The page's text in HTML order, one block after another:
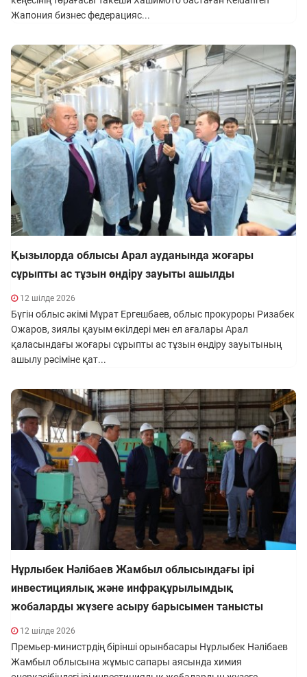
Жапония бизнес федерацияс...
Қызылорда облысы Арал ауданында жоғары
сұрыпты ас тұзын өндіру зауыты ашылды
12 шілде 2026
Бүгін облыс әкімі Мұрат Ергешбаев, облыс прокуроры Ризабек
Ожаров, зиялы қауым өкілдері мен ел ағалары Арал
қаласындағы жоғары сұрыпты ас тұзын өндіру зауытының
ашылу рәсіміне қат...
Нұрлыбек Нәлібаев Жамбыл облысындағы ірі
инвестициялық және инфрақұрылымдық
жобаларды жүзеге асыру барысымен танысты
12 шілде 2026
Премьер-министрдің бірінші орынбасары Нұрлыбек Нәлібаев
Жамбыл облысына жұмыс сапары аясында химия